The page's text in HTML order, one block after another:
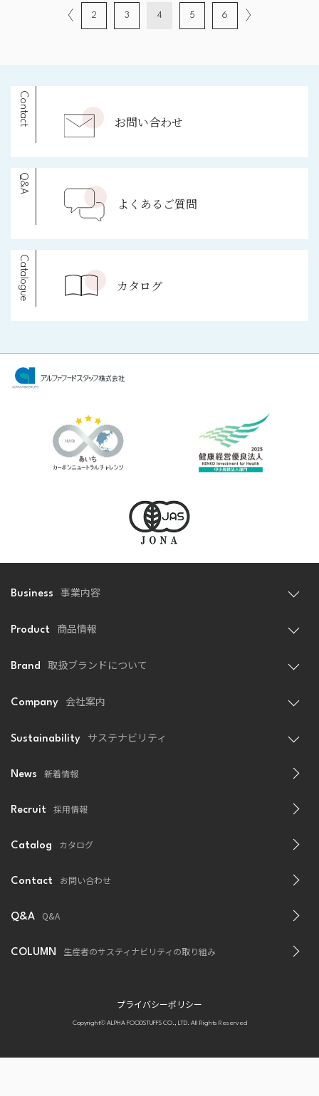
2 3 4 5 6
Contact お問い合わせ
Q&A
よくあるご質問
Catalogue カタログ
Business 事業内容
Product 商品情報
Brand 取扱ブランドについて
Company 会社案内
Sustainability サステナビリティ
News 新着情報
Recruit 採用情報
Catalog カタログ
Contact お問い合わせ
Q&A Q&A
COLUMN 生産者のサスティナビリティの取り組み
プライバシーポリシー
Copyright© ALPHA FOODSTUFFS CO., LTD. All Rights Reserved